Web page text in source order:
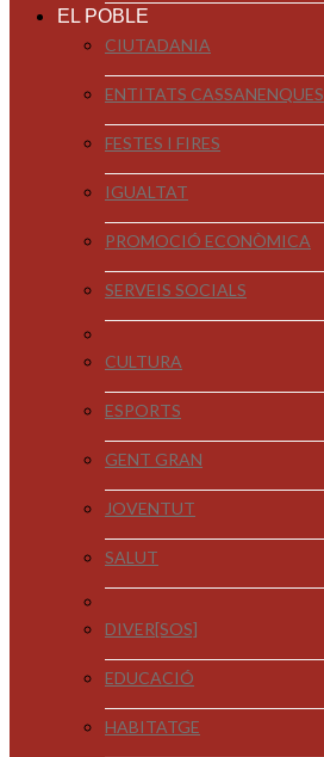
EL POBLE
CIUTADANIA
ENTITATS CASSANENQUES
FESTES I FIRES
IGUALTAT
PROMOCIÓ ECONÒMICA
SERVEIS SOCIALS
CULTURA
ESPORTS
GENT GRAN
JOVENTUT
SALUT
DIVER[SOS]
EDUCACIÓ
HABITATGE